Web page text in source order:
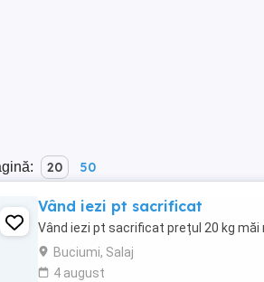
20 50
Vând iezi pt sacrificat
Vând iezi pt sacrificat prețul 20 kg
Buciumi, Salaj
4 august